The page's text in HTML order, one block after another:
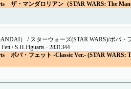
ザ・マンダロリアン（STAR WARS: The
） / スターウォーズ(STAR WARS)/ボバ・
/ S.H.Figuarts - 2831344
ボバ・フェット -Classic Ver.- (STAR WARS: